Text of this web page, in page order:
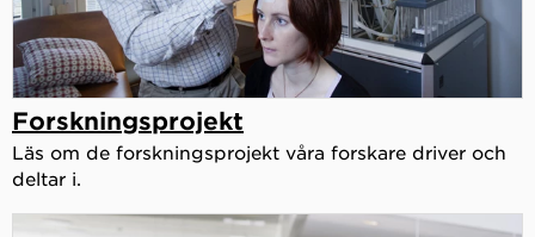
Forskningsprojekt
Läs om de forskningsprojekt våra forskare driver och
deltar i.